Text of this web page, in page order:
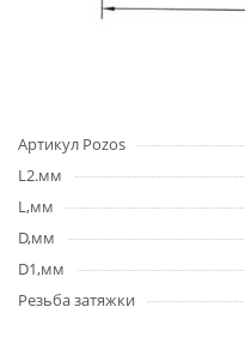
Артикул Pozos
L2.мм
L,мм
D,мм
D1,мм
Резьба затяжки